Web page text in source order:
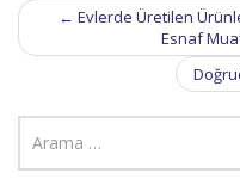
Post
navigation
← Evlerde Üretilen
Esnaf